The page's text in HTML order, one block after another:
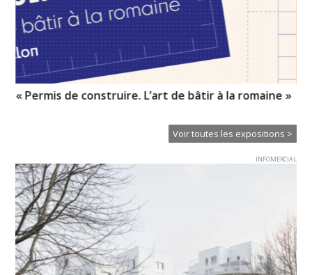
« Permis de construire. L’art de bâtir à la romaine »
Voir toutes les expositions >
INFOMERCIAL